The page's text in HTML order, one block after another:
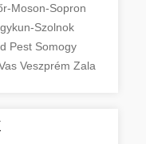
Moson-Sopron
Szolnok
Pest Somogy
Veszprém Zala